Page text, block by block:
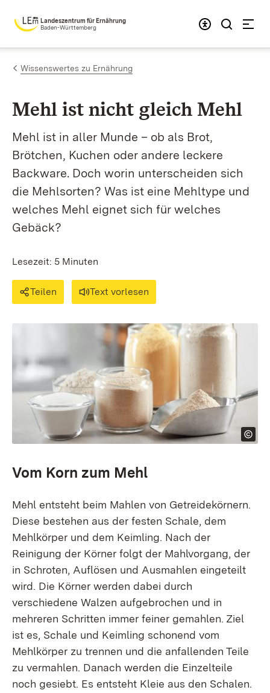
Zum Inhalt springen
Landeszentrum für Ernährung
Baden-Württemberg
Wissenswertes zu Ernährung
Mehl ist nicht gleich Mehl
Mehl ist in aller Munde – ob als Brot,
Brötchen, Kuchen oder andere leckere
Backware. Doch worin unterscheiden sich
die Mehlsorten? Was ist eine Mehltype und
welches Mehl eignet sich für welches
Gebäck?
Lesezeit: 5 Minuten
Teilen Text vorlesen
Vom Korn zum Mehl
Mehl entsteht beim Mahlen von Getreidekörnern.
Diese bestehen aus der festen Schale, dem
Mehlkörper und dem Keimling. Nach der
Reinigung der Körner folgt der Mahlvorgang, der
in Schroten, Auflösen und Ausmahlen eingeteilt
wird. Die Körner werden dabei durch
verschiedene Walzen aufgebrochen und in
mehreren Schritten immer feiner gemahlen. Ziel
ist es, Schale und Keimling schonend vom
Mehlkörper zu trennen und die anfallenden Teile
zu vermahlen. Danach werden die Einzelteile
noch gesiebt. Es entsteht Kleie aus den Schalen.